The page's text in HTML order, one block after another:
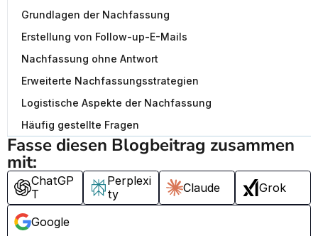
Grundlagen der Nachfassung
Erstellung von Follow-up-E-Mails
Nachfassung ohne Antwort
Erweiterte Nachfassungsstrategien
Logistische Aspekte der Nachfassung
Häufig gestellte Fragen
Fasse diesen Blogbeitrag zusammen
mit:
ChatGP
T
Perplexi
ty
Claude Grok
Google